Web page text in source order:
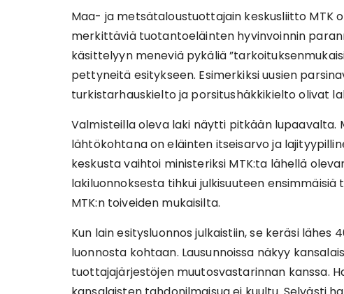
Maa- ja metsätaloustuottajain keskusliitto MTK
merkittäviä tuotantoeläinten hyvinvoinnin
käsittelyyn meneviä pykäliä
pettyneitä esitykseen. Esimerkiksi uusien
turkistarhauskielto ja porsitushäkkikielto olivat
Valmisteilla oleva laki näytti pitkään lupaavalta.
lähtökohtana on eläinten itseisarvo ja
keskusta vaihtoi ministeriksi MTK:ta lähellä
lakiluonnoksesta tihkui julkisuuteen
MTK:n toiveiden mukaisilta.
Kun lain esitysluonnos julkaistiin, se keräsi
luonnosta kohtaan. Lausunnoissa näkyy
tuottajajärjestöjen muutosvastarinnan kanssa.